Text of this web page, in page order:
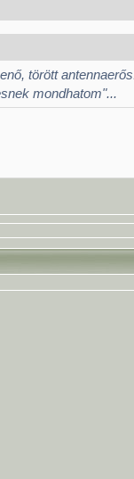
törött
mondhatom"...